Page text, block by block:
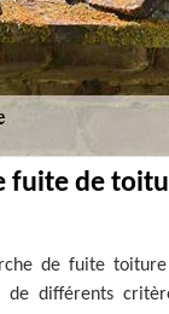
fuite de
de fuite
de différents